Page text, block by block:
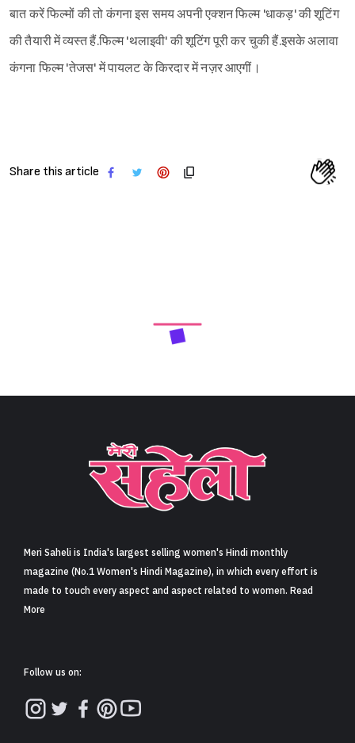
बात करें फिल्मों की तो कंगना इस समय अपनी एक्शन फिल्म 'धाकड़' की शूटिंग
की तैयारी में व्यस्त हैं.फिल्म 'थलाइवी' की शूटिंग पूरी कर चुकी हैं.इसके अलावा
कंगना फिल्म 'तेजस' में पायलट के किरदार में नज़र आएगीं।
Share this article
Meri Saheli is India's largest selling women's Hindi monthly
magazine (No.1 Women's Hindi Magazine), in which every effort is
made to touch every aspect and aspect related to women. Read
More
Follow us on: